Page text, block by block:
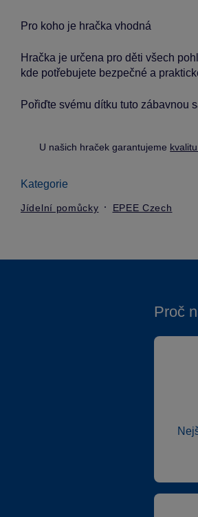
Pro koho je hračka vhodná
Hračka je určena pro děti všech
kde potřebujete bezpečné a
Pořiďte svému dítku tuto zábavnou
U našich hraček garantujeme
Kategorie
Jídelní pomůcky EPEE Czech
Proč